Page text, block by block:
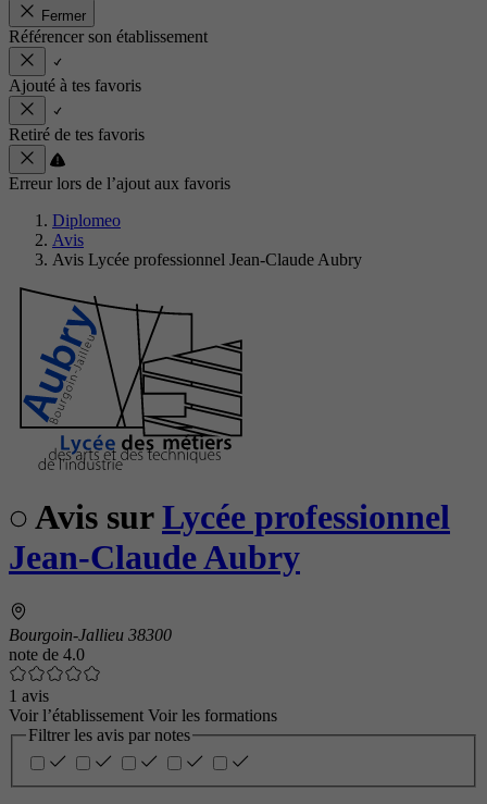
Fermer
Référencer son établissement
Ajouté à tes favoris
Retiré de tes favoris
Erreur lors de l’ajout aux favoris
Diplomeo
Avis
Avis Lycée professionnel Jean-Claude Aubry
Avis surLycée professionnel
Jean-Claude Aubry
Bourgoin-Jallieu 38300
note de 4.0
1 avis
Voir l’établissement Voir les formations
Filtrer les avis par notes